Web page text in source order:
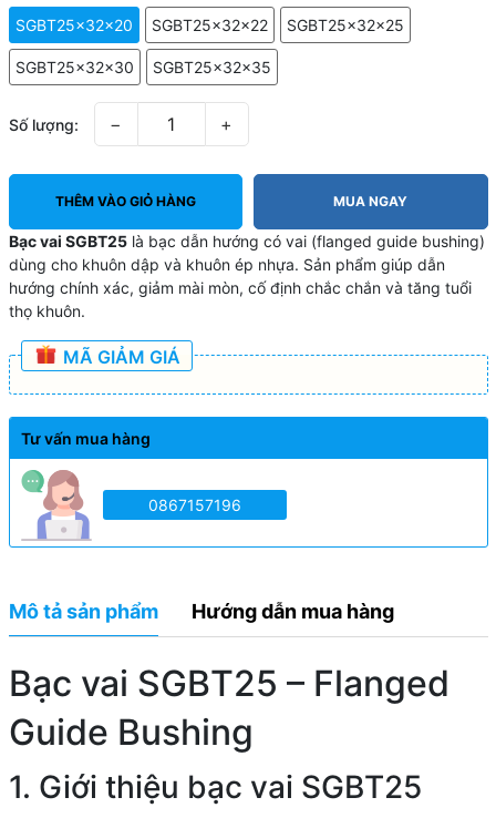
SGBT25x32x20
SGBT25x32x22 SGBT25x32x25
SGBT25x32x30 SGBT25x32x35
Số lượng: − +
THÊM VÀO GIỎ HÀNG MUA NGAY
Bạc vai SGBT25là bạc dẫn hướng có vai (flanged guide bushing)
dùng cho khuôn dập và khuôn ép nhựa. Sản phẩm giúp dẫn
hướng chính xác, giảm mài mòn, cố định chắc chắn và tăng tuổi
thọ khuôn.
MÃ GIẢM GIÁ
Tư vấn mua hàng
0867157196
Mô tả sản phẩm Hướng dẫn mua hàng
Bạc vai SGBT25 – Flanged
Guide Bushing
1. Giới thiệu bạc vai SGBT25